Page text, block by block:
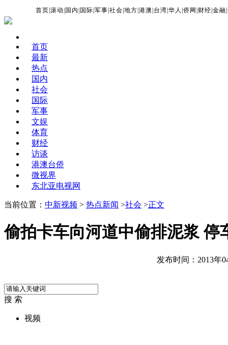
首页 |滚动 国内 国际 |军事 |社会 |地方 |港澳 台湾 |华人 |侨网 财经 |金融 |
首页
最新
热点
国内
社会
国际
军事
文娱
体育
财经
访谈
港澳台侨
微视界
东北亚电视网
当前位置： 中新视频 > 热点新闻 >社会 >正文
偷拍卡车向河道中偷排泥浆
发布时间：2013年
搜 索
视频